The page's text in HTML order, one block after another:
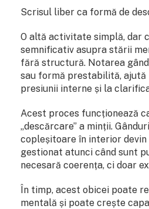
Scrisul liber ca formă de
O altă activitate simplă, dar
semnificativ asupra stării
fără structură. Notarea
sau formă prestabilită,
presiunii interne și la
Acest proces funcționează
„descărcare” a minții.
copleșitoare în interior devin
gestionat atunci când sunt
necesară coerența, ci doar
În timp, acest obicei poate
mentală și poate crește